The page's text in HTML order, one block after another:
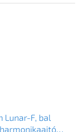
Lunar-F, bal